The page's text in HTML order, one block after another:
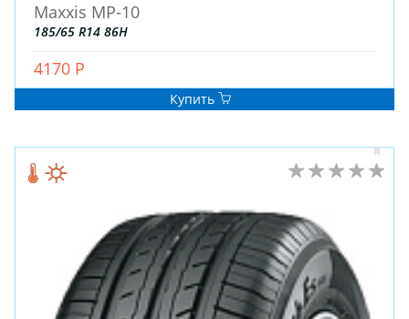
Maxxis MP-10
185/65 R14 86H
4170 Р
Купить